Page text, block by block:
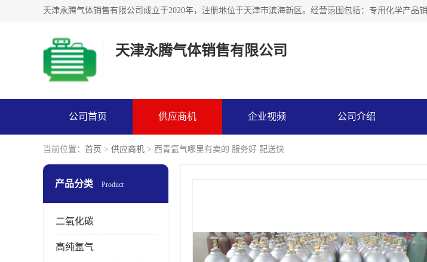
天津永腾气体销售有限公司
公司首页 供应商机 企业视频 公司介绍
当前位置： 首页 > 供应商机 > 西青氩气哪里有卖的 服务好 配送快
产品分类 Product
二氧化碳
高纯氩气